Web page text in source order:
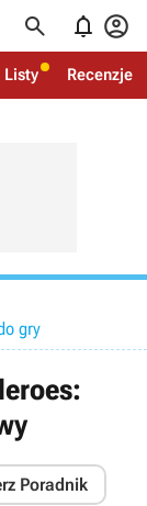
  
Listy Recenzje
gry
Poradnik